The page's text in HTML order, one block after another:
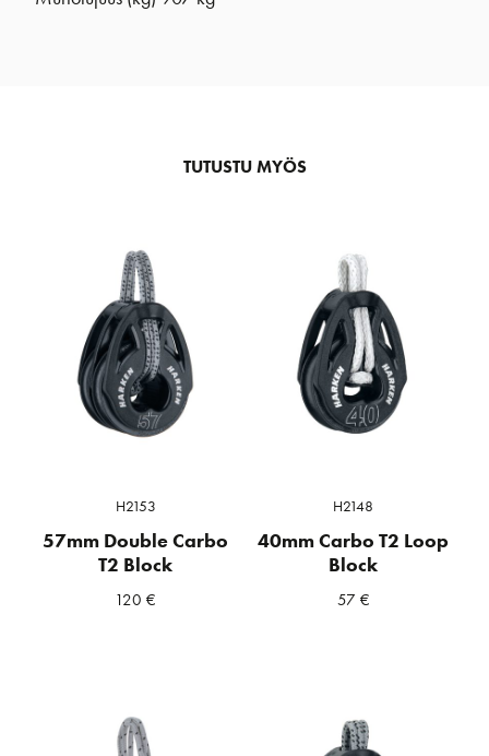
TUTUSTU MYÖS
H2153
57mm Double Carbo
T2 Block
120€
H2148
40mm Carbo T2 Loop
Block
57 €